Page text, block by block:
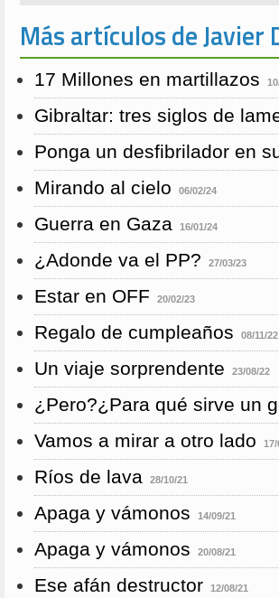
Más artículos de Javier
17 Millones en martillazos
Gibraltar: tres siglos de
Ponga un desfibrilador en
Mirando al cielo 06/02/24
Guerra en Gaza 16/01/24
¿Adonde va el PP? 27/03/23
Estar en OFF 20/02/23
Regalo de cumpleaños 08/11/22
Un viaje sorprendente 23/08/22
¿Pero?¿Para qué sirve un
Vamos a mirar a otro lado 17/
Ríos de lava 28/10/21
Apaga y vámonos 14/09/21
Apaga y vámonos 20/08/21
Ese afán destructor 12/08/21